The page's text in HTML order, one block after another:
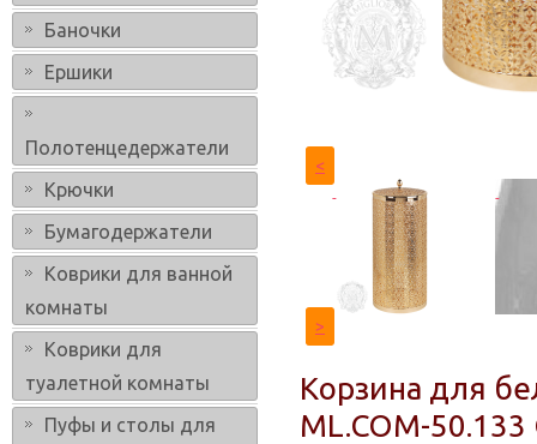
Баночки
Ершики
Полотенцедержатели
Крючки
Бумагодержатели
Коврики для ванной
комнаты
Коврики для
туалетной комнаты
Пуфы и столы для
<
>
Корзина для
ML.COM-50.133